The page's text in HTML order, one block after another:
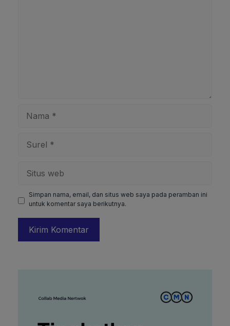
web
Simpan nama, email, dan situs web saya pada peramban ini
untuk komentar saya berikutnya.